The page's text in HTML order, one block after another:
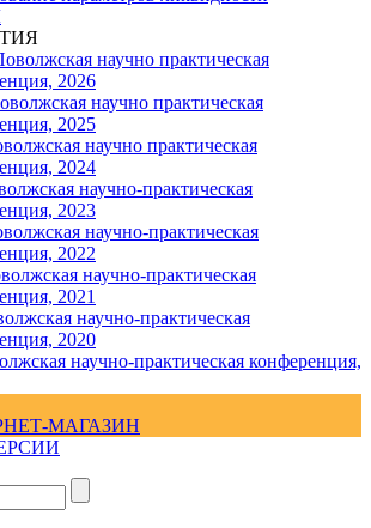
научно практическая
2026
научно практическая
2025
научно практическая
2024
научно-практическая
2023
научно-практическая
2022
научно-практическая
2021
научно-практическая
2020
научно-практическая конференция,
МАГАЗИН